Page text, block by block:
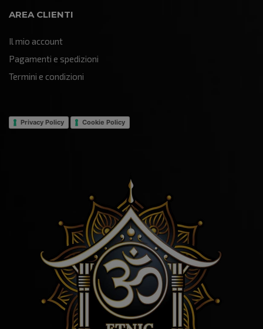
AREA CLIENTI
Il mio account
Pagamenti e spedizioni
Termini e condizioni
Privacy Policy Cookie Policy